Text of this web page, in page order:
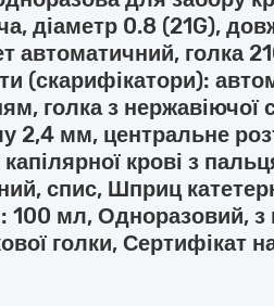
діаметр 0.8 (21G),
автоматичний, голка
(скарифікатори):
голка з нержавіючої
2,4 мм, центральне
крові з
спис, Шприц
100 мл, Одноразовий, з
голки, Сертифікат